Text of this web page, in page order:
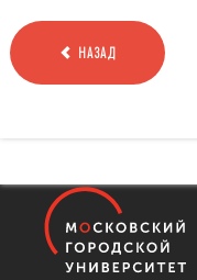
НАЗАД